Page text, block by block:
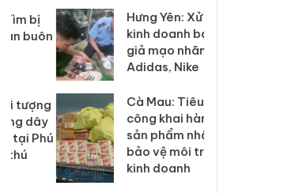
Hưng Yên: Xử lý 6 hộ
kinh doanh bán hàng
giả mạo nhãn hiệu
Adidas, Nike
Cà Mau: Tiêu hủy
công khai hàng ngàn
sản phẩm nhập lậu,
bảo vệ môi trường
kinh doanh